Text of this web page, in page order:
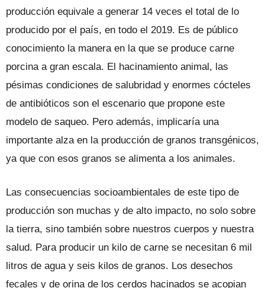
producción equivale a generar 14 veces el total de lo
producido por el país, en todo el 2019. Es de público
conocimiento la manera en la que se produce carne
porcina a gran escala. El hacinamiento animal, las
pésimas condiciones de salubridad y enormes cócteles
de antibióticos son el escenario que propone este
modelo de saqueo. Pero además, implicaría una
importante alza en la producción de granos transgénicos,
ya que con esos granos se alimenta a los animales.
Las consecuencias socioambientales de este tipo de
producción son muchas y de alto impacto, no solo sobre
la tierra, sino también sobre nuestros cuerpos y nuestra
salud. Para producir un kilo de carne se necesitan 6 mil
litros de agua y seis kilos de granos. Los desechos
fecales y de orina de los cerdos hacinados se acopian